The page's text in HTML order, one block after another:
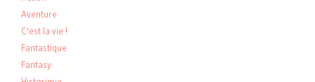
Aventure
C'est la vie !
Fantastique
Fantasy